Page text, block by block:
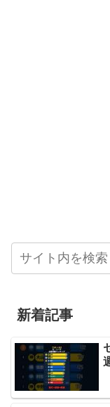
新着記事